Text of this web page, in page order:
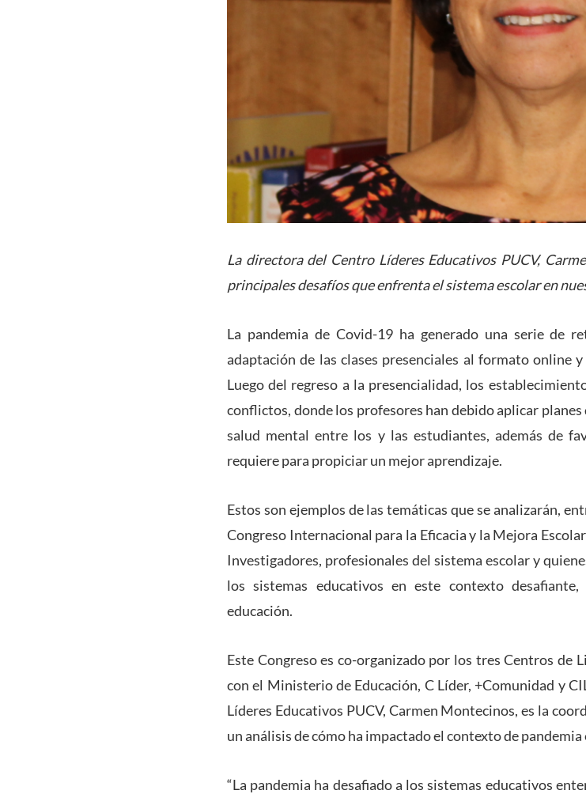
La directora del Centro Líderes Educativos PUCV,
principales desafíos que enfrenta el sistema escolar en
La pandemia de Covid-19 ha generado una serie de
adaptación de las clases presenciales al formato online
Luego del regreso a la presencialidad, los
conflictos, donde los profesores han debido aplicar
salud mental entre los y las estudiantes, además de
requiere para propiciar un mejor aprendizaje.
Estos son ejemplos de las temáticas que se analizarán,
Congreso Internacional para la Eficacia y la Mejora
Investigadores, profesionales del sistema escolar y
los sistemas educativos en este contexto
educación.
Este Congreso es co-organizado por los tres Centros de
con el Ministerio de Educación, C Líder, +Comunidad y
Líderes Educativos PUCV, Carmen Montecinos, es la
un análisis de cómo ha impactado el contexto de
“La pandemia ha desafiado a los sistemas educativos